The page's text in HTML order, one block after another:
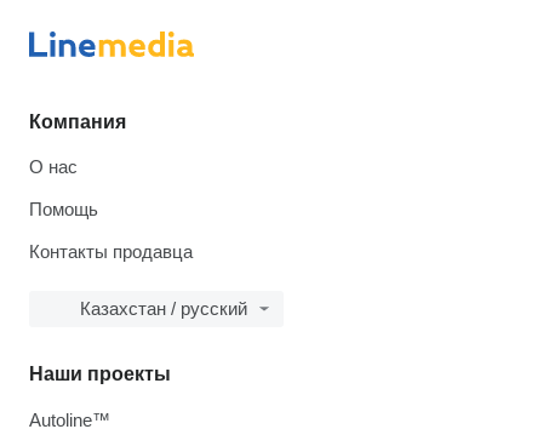
Компания
О нас
Помощь
Контакты продавца
Казахстан / русский
Наши проекты
Autoline™